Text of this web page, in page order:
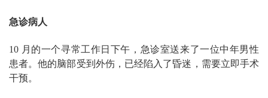
急诊病人
10 月的一个寻常工作日下午，急诊室送来了一位中年男性
患者。他的脑部受到外伤，已经陷入了昏迷，需要立即手术
干预。